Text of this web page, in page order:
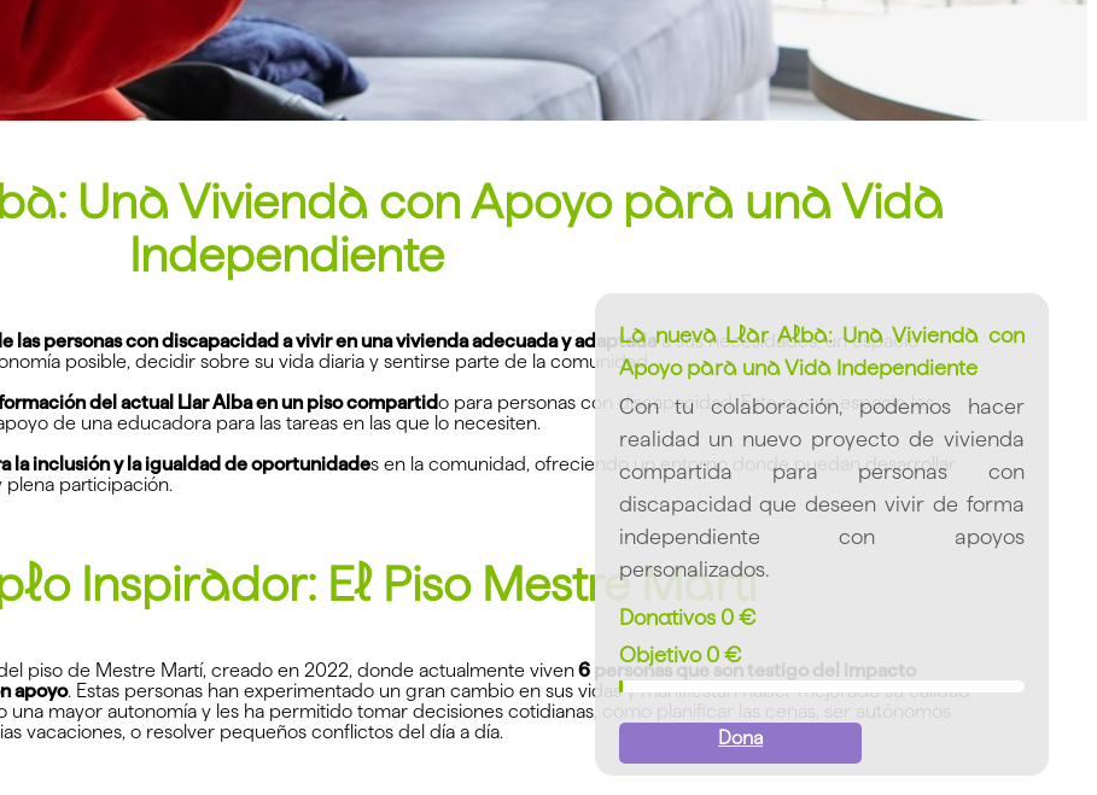
La nueva Llar Alba: Una Vivienda con
Apoyo para una Vida Independiente
Con tu colaboración, podemos hacer
realidad un nuevo proyecto de vivienda
compartida para personas con
discapacidad que deseen vivir de forma
independiente con apoyos
personalizados.
Donativos 0 €
Objetivo 0 €
Dona
Una Vivienda con Apoyo para una Vida
Independiente
las personas con discapacidad a vivir en una vivienda adecuada y adaptadaa sus necesidades, un espacio
posible, decidir sobre su vida diaria y sentirse parte de la comunidad.
del actual Llar Alba en un piso compartido para personas con discapacidad. Este nuevo espacio les
de una educadora para las tareas en las que lo necesiten.
la inclusión y la igualdad de oportunidades en la comunidad, ofreciendo un entorno donde puedan desarrollar
participación.
Inspirador: El Piso Mestre Martí
piso de Mestre Martí, creado en 2022, donde actualmente viven6 personas que son testigo del impacto
apoyo. Estas personas han experimentado un gran cambio en sus vidas y manifiestan haber mejorado su calidad
una mayor autonomía y les ha permitido tomar decisiones cotidianas, como planificar las cenas, ser autónomos
vacaciones, o resolver pequeños conflictos del día a día.